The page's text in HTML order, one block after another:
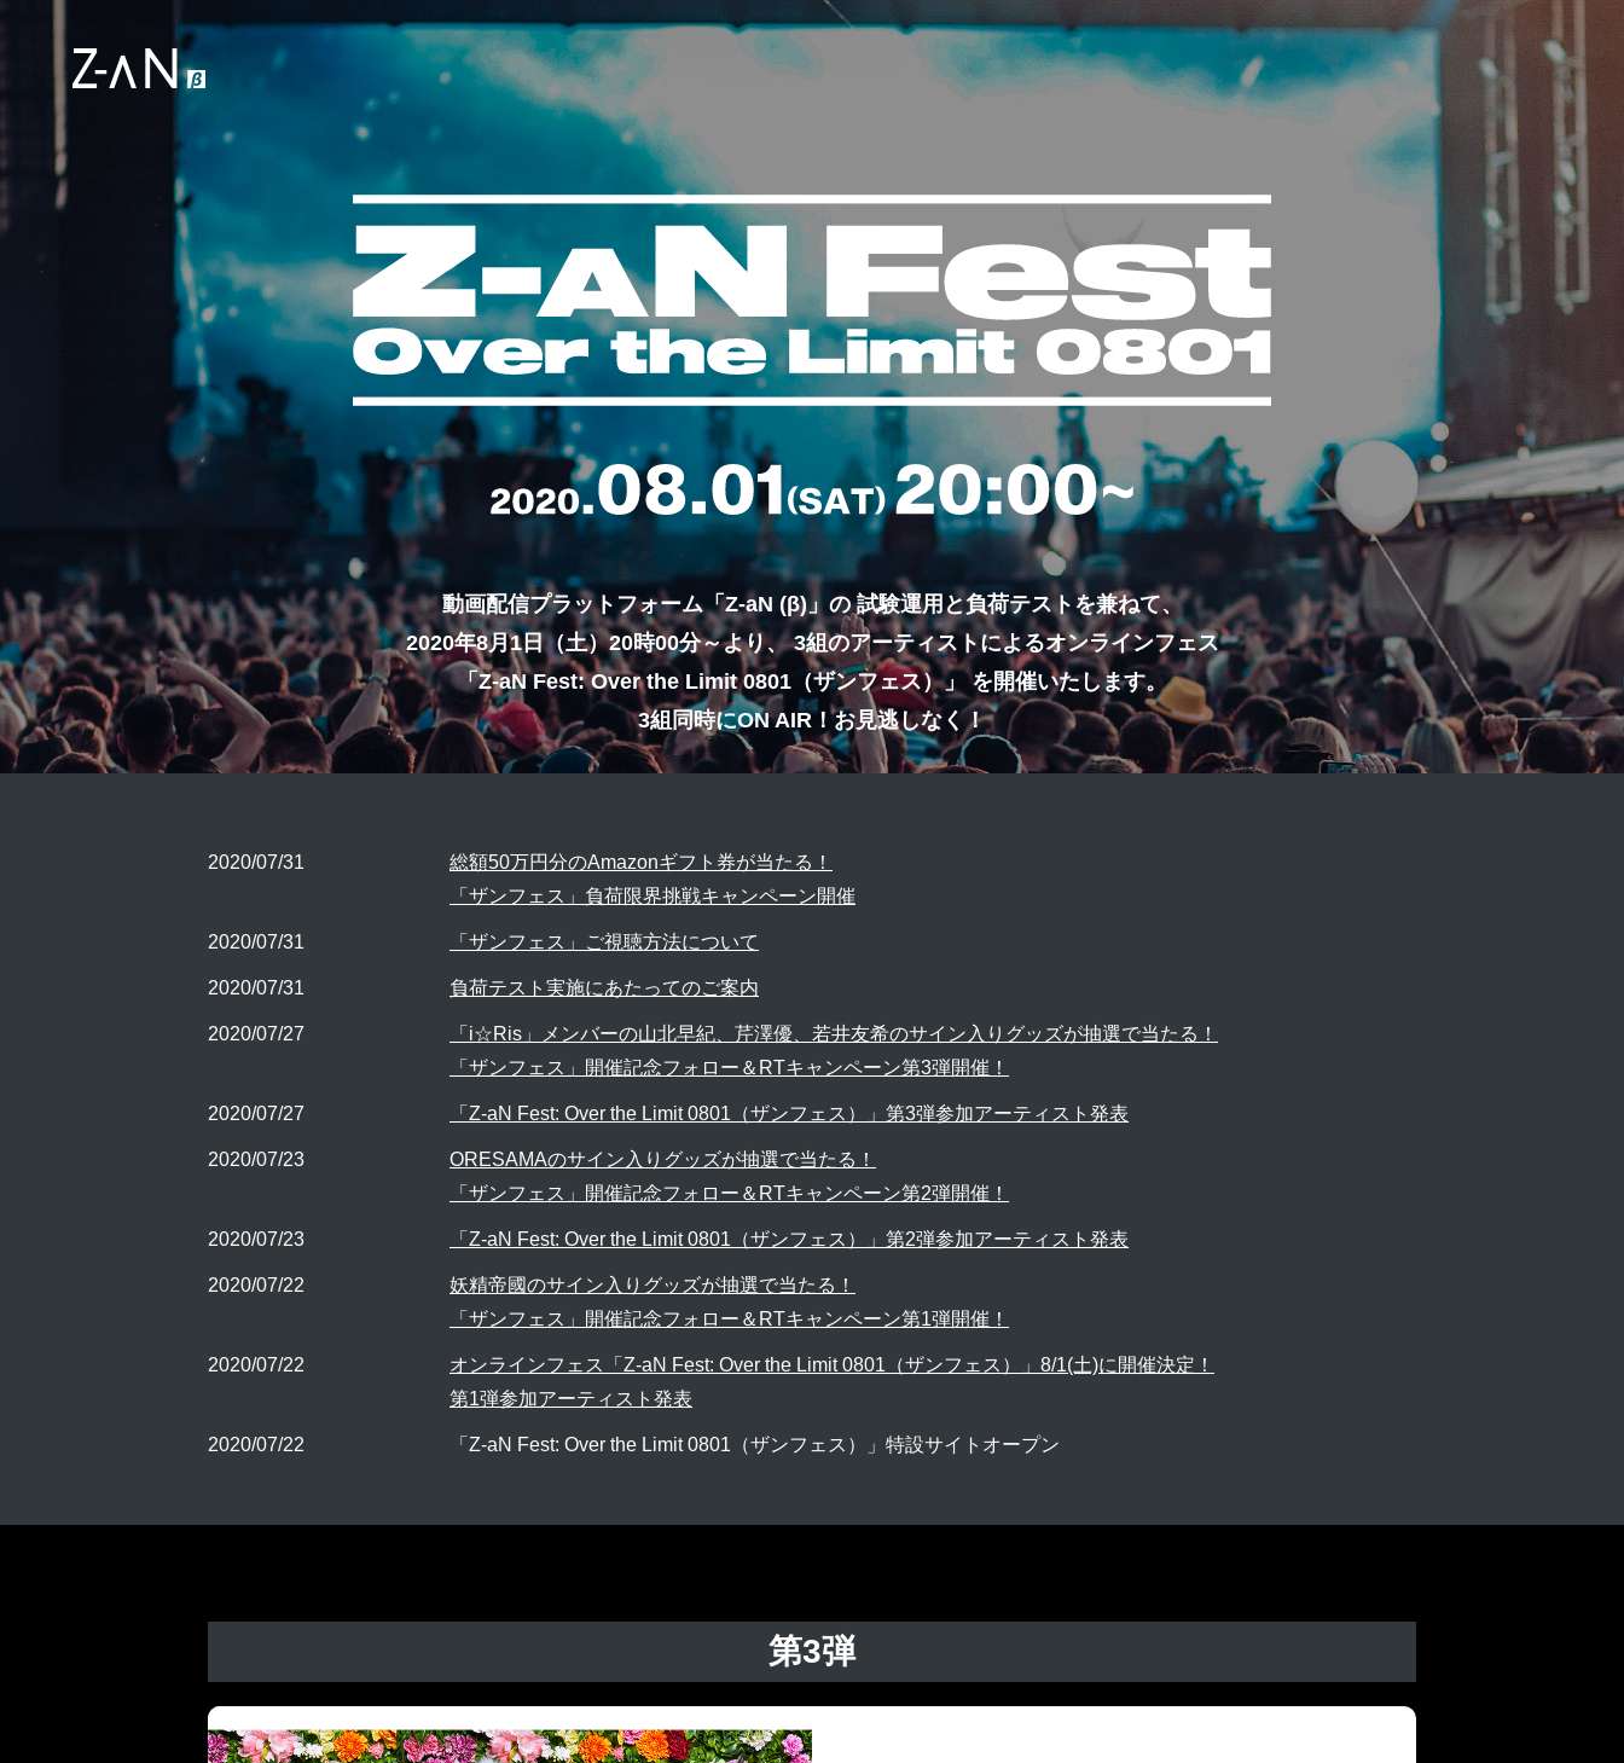
動画配信プラットフォーム「Z-aN (β)」の試験運用と負荷テストを兼ねて、
2020年8月1日（土）20時00分～より、3組のアーティストによるオンラインフェス
「Z-aN Fest: Over the Limit 0801（ザンフェス）」 を開催いたします。
3組同時にON AIR！お見逃しなく！
2020/07/31
総額50万円分のAmazonギフト券が当たる！
「ザンフェス」負荷限界挑戦キャンペーン開催
2020/07/31 「ザンフェス」ご視聴方法について
2020/07/31 負荷テスト実施にあたってのご案内
2020/07/27
「i☆Ris」メンバーの山北早紀、芹澤優、若井友希のサイン入りグッズが抽選で当たる！
「ザンフェス」開催記念フォロー＆RTキャンペーン第3弾開催！
2020/07/27 「Z-aN Fest: Over the Limit 0801（ザンフェス）」第3弾参加アーティスト発表
2020/07/23
ORESAMAのサイン入りグッズが抽選で当たる！
「ザンフェス」開催記念フォロー＆RTキャンペーン第2弾開催！
2020/07/23 「Z-aN Fest: Over the Limit 0801（ザンフェス）」第2弾参加アーティスト発表
2020/07/22
妖精帝國のサイン入りグッズが抽選で当たる！
「ザンフェス」開催記念フォロー＆RTキャンペーン第1弾開催！
2020/07/22
オンラインフェス「Z-aN Fest: Over the Limit 0801（ザンフェス）」8/1(土)に開催決定！
第1弾参加アーティスト発表
2020/07/22 「Z-aN Fest: Over the Limit 0801（ザンフェス）」特設サイトオープン
第3弾